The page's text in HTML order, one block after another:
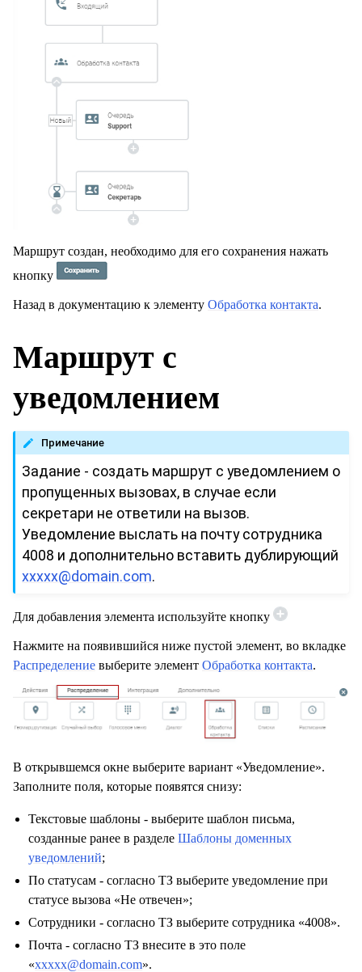
Маршрут создан, необходимо для его сохранения нажать
кнопку
Назад в документацию к элементу Обработка контакта.
Маршрут с
уведомлением
Примечание
Задание - создать маршрут с уведомлением о
пропущенных вызовах, в случае если
секретари не ответили на вызов.
Уведомление выслать на почту сотрудника
4008 и дополнительно вставить дублирующий
xxxxx@domain.com.
Для добавления элемента используйте кнопку
Нажмите на появившийся ниже пустой элемент, во вкладке
Распределение выберите элемент Обработка контакта.
В открывшемся окне выберите вариант «Уведомление».
Заполните поля, которые появятся снизу:
Текстовые шаблоны - выберите шаблон письма,
созданные ранее в разделеШаблоны доменных
уведомлений;
По статусам - согласно ТЗ выберите уведомление при
статусе вызова «Не отвечен»;
Сотрудники - согласно ТЗ выберите сотрудника «4008».
Почта - согласно ТЗ внесите в это поле
«xxxxx@domain.com».